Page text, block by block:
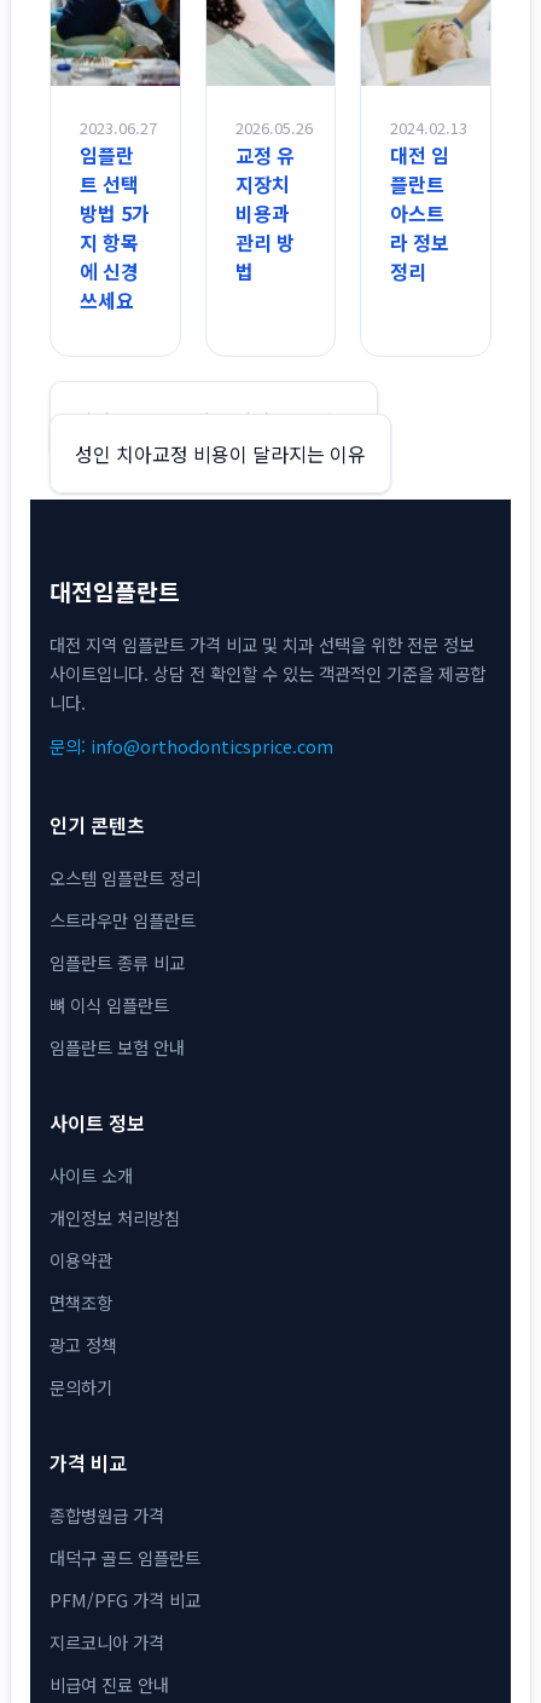
2023.06.27
임플란
트 선택
방법 5가
지 항목
에 신경
쓰세요
2026.05.26
교정 유
지장치
비용과
관리 방
법
2024.02.13
대전 임
플란트
아스트
라 정보
정리
글발치 교정 비용과 비발치 교정 차이
성인 치아교정 비용이 달라지는 이유
대전임플란트
대전 지역 임플란트 가격 비교 및 치과 선택을 위한 전문 정보
사이트입니다. 상담 전 확인할 수 있는 객관적인 기준을 제공합
니다.
문의: info@orthodonticsprice.com
인기 콘텐츠
오스템 임플란트 정리
스트라우만 임플란트
임플란트 종류 비교
뼈 이식 임플란트
임플란트 보험 안내
사이트 정보
사이트 소개
개인정보 처리방침
이용약관
면책조항
광고 정책
문의하기
가격 비교
종합병원급 가격
대덕구 골드 임플란트
PFM/PFG 가격 비교
지르코니아 가격
비급여 진료 안내